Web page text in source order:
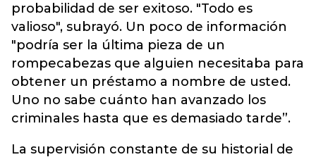
probabilidad de ser exitoso. "Todo es
valioso", subrayó. Un poco de información
"podría ser la última pieza de un
rompecabezas que alguien necesitaba para
obtener un préstamo a nombre de usted.
Uno no sabe cuánto han avanzado los
criminales hasta que es demasiado tarde”.
La supervisión constante de su historial de